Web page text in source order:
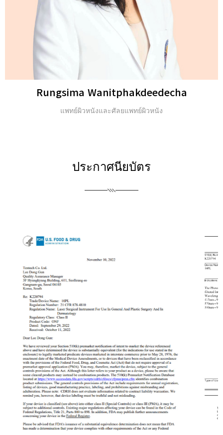
Michael H. Gold
ปริญญาตรี และ Fellow of the American Academy of
ประกาศนียบัตร